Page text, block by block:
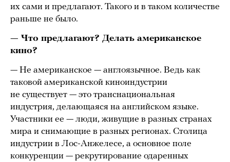
их сами и предлагают. Такого и в таком количестве
раньше не было.
— Что предлагают? Делать американское
кино?
— Не американское — англоязычное. Ведь как
таковой американской киноиндустрии
не существует — это транснациональная
индустрия, делающаяся на английском языке.
Участники ее — люди, живущие в разных странах
мира и снимающие в разных регионах. Столица
индустрии в Лос-Анжелесе, а основное поле
конкуренции — рекрутирование одаренных